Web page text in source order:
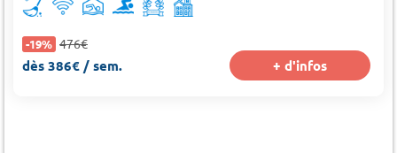
-19% 476€
dès 386€ / sem. + d'infos